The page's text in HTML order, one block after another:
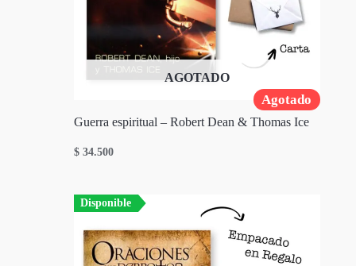
Agotado
AGOTADO
Guerra espiritual – Robert Dean & Thomas Ice
$ 34.500
Disponible